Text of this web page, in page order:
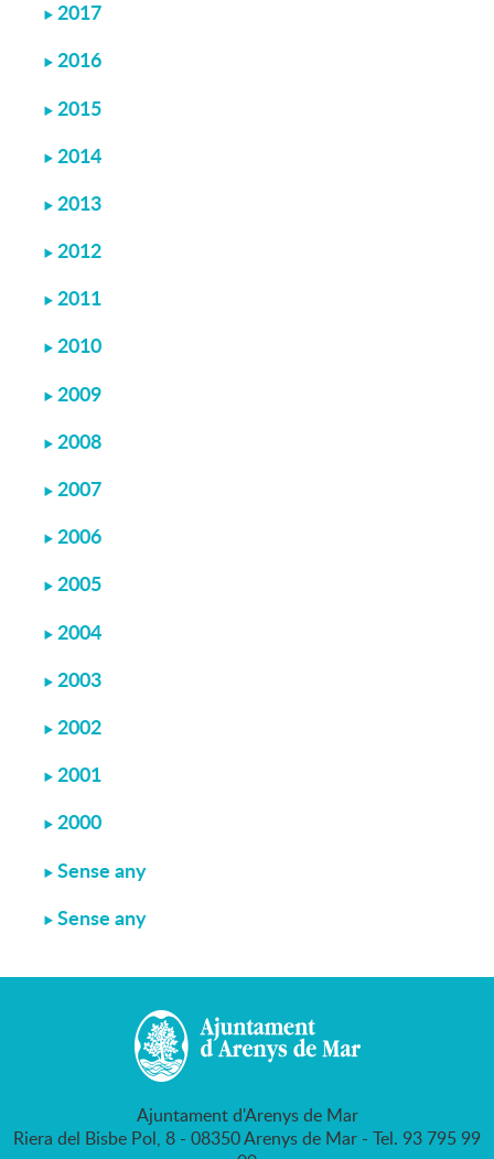
2017
2016
2015
2014
2013
2012
2011
2010
2009
2008
2007
2006
2005
2004
2003
2002
2001
2000
Sense any
Sense any
Ajuntament d'Arenys de Mar
Riera del Bisbe Pol, 8 - 08350 Arenys de Mar - Tel. 93 795 99